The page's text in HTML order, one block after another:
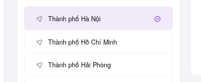
Thành phố Hà Nội
Thành phố Hồ Chí Minh
Thành phố Hải Phòng